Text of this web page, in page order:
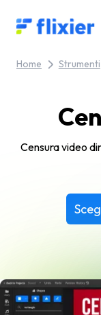
Flixier logo - Home
Home Strumenti
Censura video